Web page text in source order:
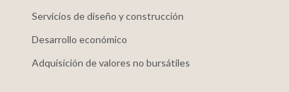
Servicios de diseño y construcción
Desarrollo económico
Adquisición de valores no bursátiles